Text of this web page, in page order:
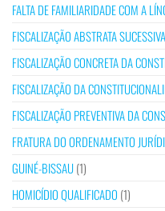
FALTA DE FAMILIARIDADE COM A
FISCALIZAÇÃO ABSTRATA SUCESSIVA
FISCALIZAÇÃO CONCRETA DA
FISCALIZAÇÃO DA
FISCALIZAÇÃO PREVENTIVA DA
FRATURA DO ORDENAMENTO
GUINÉ-BISSAU(1)
HOMICÍDIO QUALIFICADO (1)